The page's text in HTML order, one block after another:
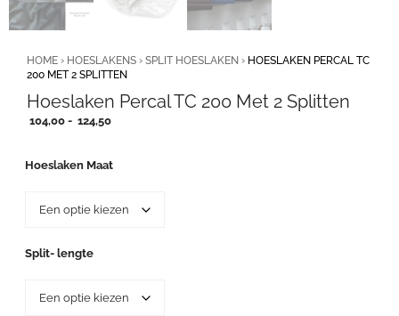
HOME › HOESLAKENS › SPLIT HOESLAKEN › HOESLAKEN PERCAL TC
200 MET 2 SPLITTEN
Hoeslaken Percal TC 200 Met 2 Splitten
104,00 - 124,50Prijsklasse:
124,50
Hoeslaken Maat
Split- lengte